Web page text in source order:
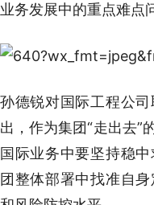
业务发展中的重点难点
孙德锐对国际工程公
出，作为集团“走出去”
国际业务中要坚持稳
团整体部署中找准自